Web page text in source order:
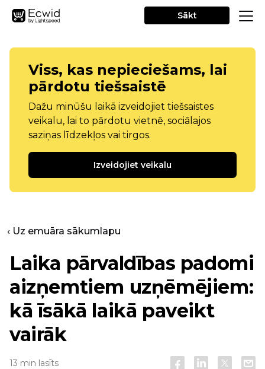
Sākt
Viss, kas nepieciešams, lai
pārdotu tiešsaistē
Dažu minūšu laikā izveidojiet tiešsaistes
veikalu, lai to pārdotu vietnē, sociālajos
saziņas līdzekļos vai tirgos.
Izveidojiet veikalu
‹ Uz emuāra sākumlapu
Laika pārvaldības padomi
aizņemtiem uzņēmējiem:
kā īsākā laikā paveikt
vairāk
13 min lasīts